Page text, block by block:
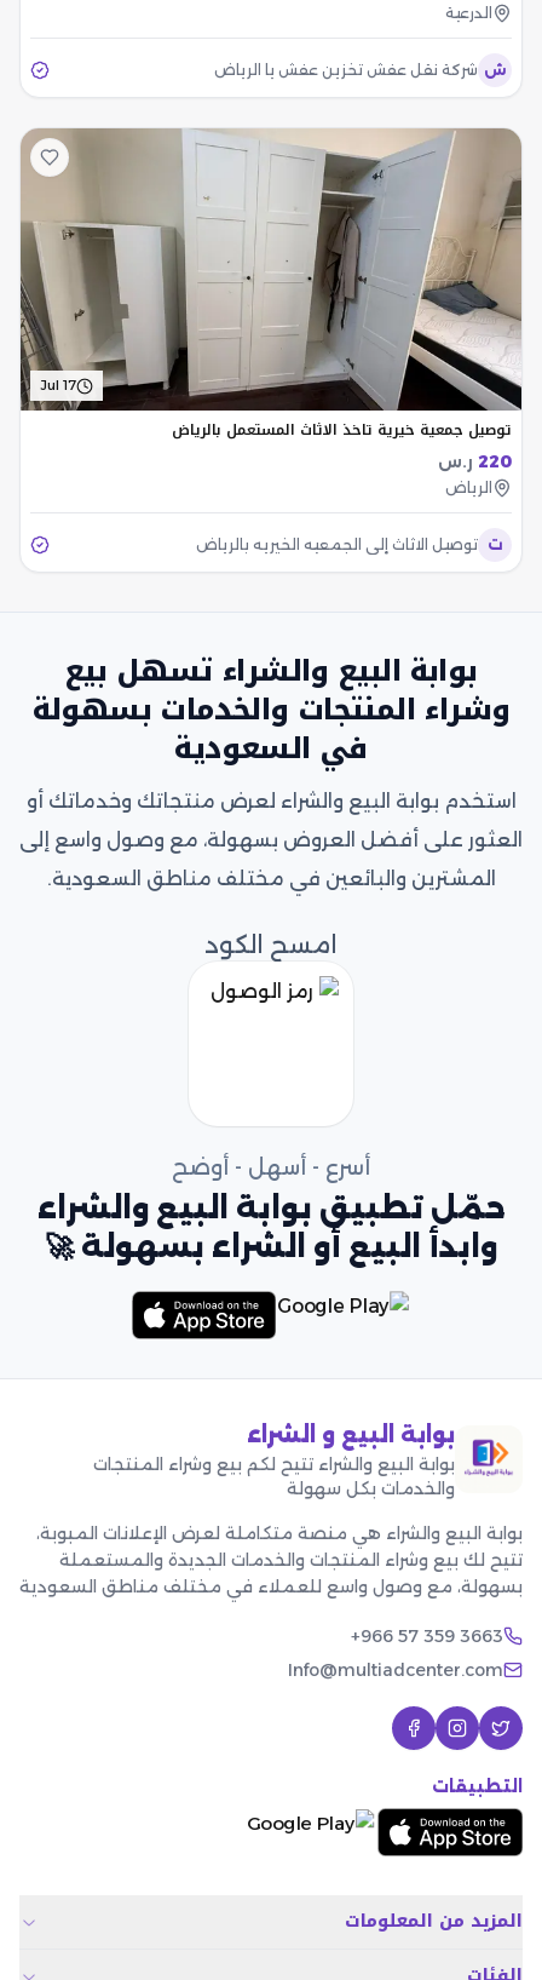
الدرعية
ش شركة نقل عفش تخزين عفش يا الرياض
Jul 17
توصيل جمعية خيرية تاخذ الاثاث المستعمل بالرياض
220 ر.س
الرياض
ت توصيل الاثاث إلى الجمعيه الخيريه بالرياض
بوابة البيع والشراء تسهل بيع
وشراء المنتجات والخدمات بسهولة
في السعودية
استخدم بوابة البيع والشراء لعرض منتجاتك وخدماتك أو
العثور على أفضل العروض بسهولة، مع وصول واسع إلى
المشترين والبائعين في مختلف مناطق السعودية.
امسح الكود
أسرع - أسهل - أوضح
حمّل تطبيق بوابة البيع والشراء
وابدأ البيع أو الشراء بسهولة 🚀
بوابة البيع و الشراء
بوابة البيع والشراء تتيح لكم بيع وشراء المنتجات
والخدمات بكل سهولة
بوابة البيع والشراء هي منصة متكاملة لعرض الإعلانات المبوبة،
تتيح لك بيع وشراء المنتجات والخدمات الجديدة والمستعملة
بسهولة، مع وصول واسع للعملاء في مختلف مناطق السعودية
+966 57 359 3663
Info@multiadcenter.com
التطبيقات
المزيد من المعلومات